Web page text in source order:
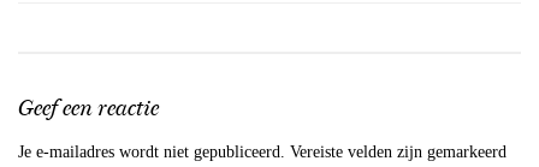
Geef een reactie
Je e-mailadres wordt niet gepubliceerd. Vereiste velden zijn gemarkeerd